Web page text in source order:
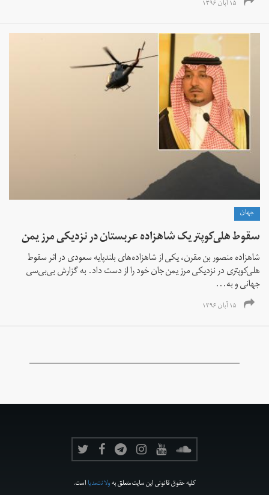
۱۵ آبان ۱۳۹۶
جهان
سقوط هلی‌کوپتر یک شاهزاده عربستان در نزدیکی مرز یمن
شاهزاده منصور بن مقرن، یکی از شاهزاده‌های بلندپایه سعودی در اثر سقوط
هلی‌کوپتری در نزدیکی مرز یمن جان خود را از دست داد. به گزارش بی‌بی‌سی
جهانی و به...
۱۵ آبان ۱۳۹۶
کلیه حقوق قانونی این سایت متعلق بهولانت‌مدیااست.